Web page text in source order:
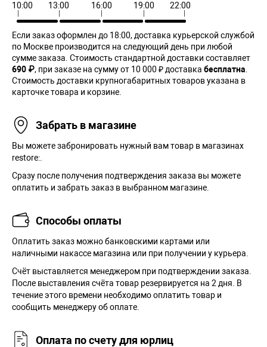
10:00
13:00 16:00 19:00 22:00
Если заказ оформлен до 18:00, доставка курьерской службой
по Москве производится на следующий день при любой
сумме заказа. Cтоимость стандартной доставки составляет
690 ₽, при заказе на сумму от 10 000 ₽ доставка бесплатна
Стоимость доставки крупногабаритных товаров указана в
карточке товара и корзине.
Забрать в магазине
Вы можете забронировать нужный вам товар в магазинах
restore:.
Сразу после получения подтверждения заказа вы можете
оплатить и забрать заказ в выбранном магазине.
Способы оплаты
Оплатить заказ можно банковскими картами или
наличными накассе магазина или при получении у курьера.
Cчёт выставляется менеджером при подтверждении заказа.
После выставления счёта товар резервируется на 2 дня. В
течение этого времени необходимо оплатить товар и
сообщить менеджеру об оплате.
Оплата по счету для юрлиц